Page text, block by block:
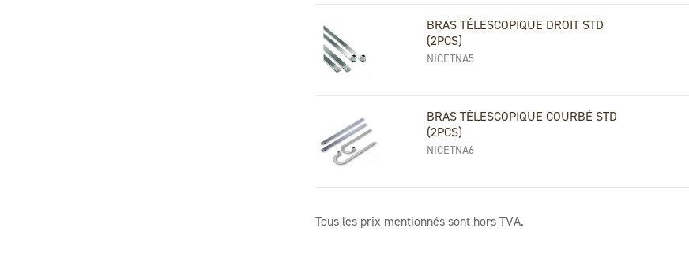
BRAS TÉLESCOPIQUE DROIT STD
(2PCS)
NICETNA5
BRAS TÉLESCOPIQUE COURBÉ STD
(2PCS)
NICETNA6
Tous les prix mentionnés sont hors TVA.